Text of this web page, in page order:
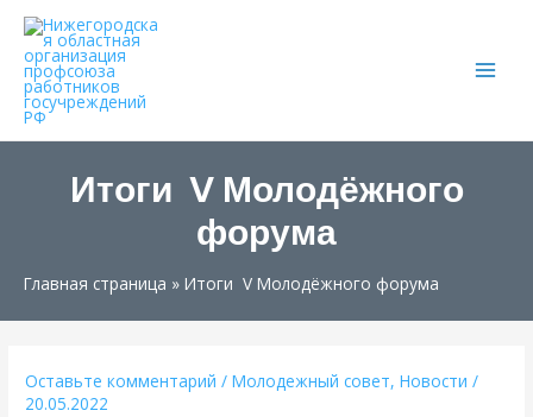
Итоги V Молодёжного
форума
Главная страница » Итоги V Молодёжного форума
Оставьте комментарий /Молодежный совет,Новости /
20.05.2022